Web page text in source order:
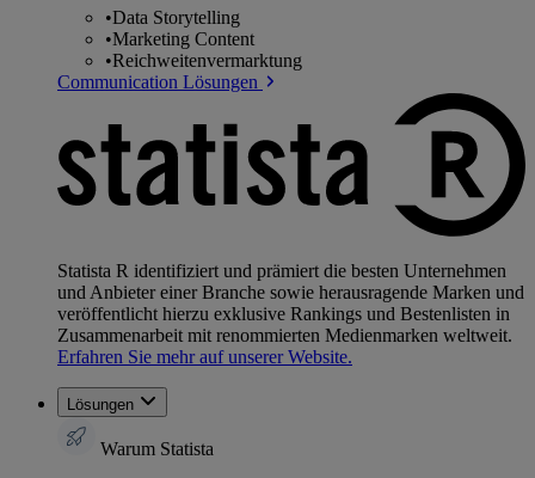
•Data Storytelling
•Marketing Content
•Reichweitenvermarktung
Communication Lösungen
Statista R identifiziert und prämiert die besten Unternehmen
und Anbieter einer Branche sowie herausragende Marken und
veröffentlicht hierzu exklusive Rankings und Bestenlisten in
Zusammenarbeit mit renommierten Medienmarken weltweit.
Erfahren Sie mehr auf unserer Website.
Lösungen
Warum Statista